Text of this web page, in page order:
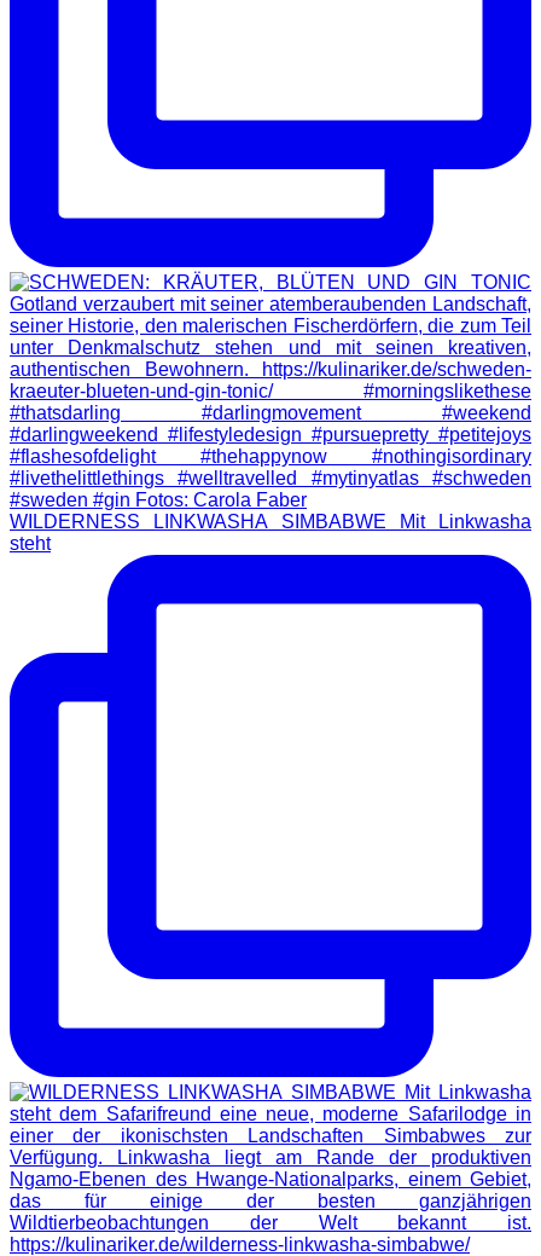
WILDERNESS LINKWASHA SIMBABWE Mit Linkwasha
steht